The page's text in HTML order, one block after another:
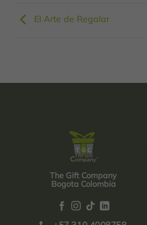
El Arte de Regalar
The Gift Company
Bogota Colombia